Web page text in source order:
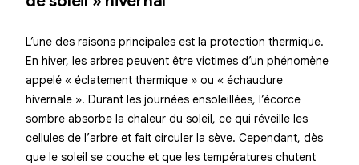
L’une des raisons principales est la protection thermique.
En hiver, les arbres peuvent être victimes d’un phénomène
appelé « éclatement thermique » ou « échaudure
hivernale ». Durant les journées ensoleillées, l’écorce
sombre absorbe la chaleur du soleil, ce qui réveille les
cellules de l’arbre et fait circuler la sève. Cependant, dès
que le soleil se couche et que les températures chutent